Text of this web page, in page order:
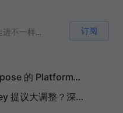
专注于 Flutter 的文章专栏，带你走进不一样的 Flutter 世界。 订阅
深入 Flutter 和 Compose 的 PlatformView 实现对比，它们是如何接入平台控件
Flutter 的 Widget Key 提议大调整？深入聊一聊 Key 的作用